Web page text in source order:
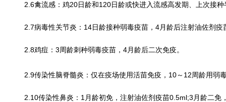
2.6禽流感：鸡20日龄和120日龄或快进入流感高发期、上次接种
2.7病毒性关节炎：14日龄接种弱毒疫苗，4月龄后注射油佐剂疫
2.8鸡痘：3周龄刺种弱毒疫苗，4月龄后二次免疫。
2.9传染性脑脊髓炎：仅在疫场使用活苗免疫，10～12周龄用弱
2.10传染性鼻炎：1月龄初免，注射油佐剂疫苗0.5ml;3月龄二免